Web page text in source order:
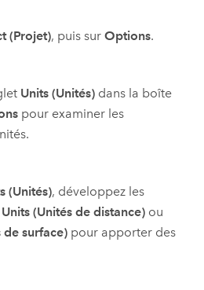
(Projet), puis sur Options.
Units (Unités)dans la boîte
pour examiner les
(Unités), développez les
(Unités de distance)ou
de surface)pour apporter des